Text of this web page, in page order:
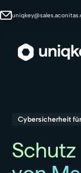
Cybersicherheit